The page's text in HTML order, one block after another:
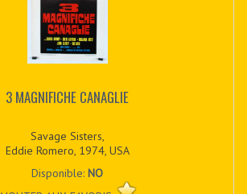
3 MAGNIFICHE CANAGLIE
Savage Sisters,
Eddie Romero, 1974, USA
Disponible:NO